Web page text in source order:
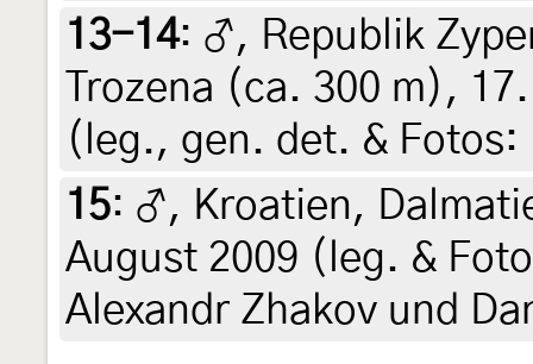
13-14: ♂, Republik
Trozena (ca. 300 m),
(leg., gen. det. &
15: ♂, Kroatien,
August 2009 (leg. &
Alexandr Zhakov und